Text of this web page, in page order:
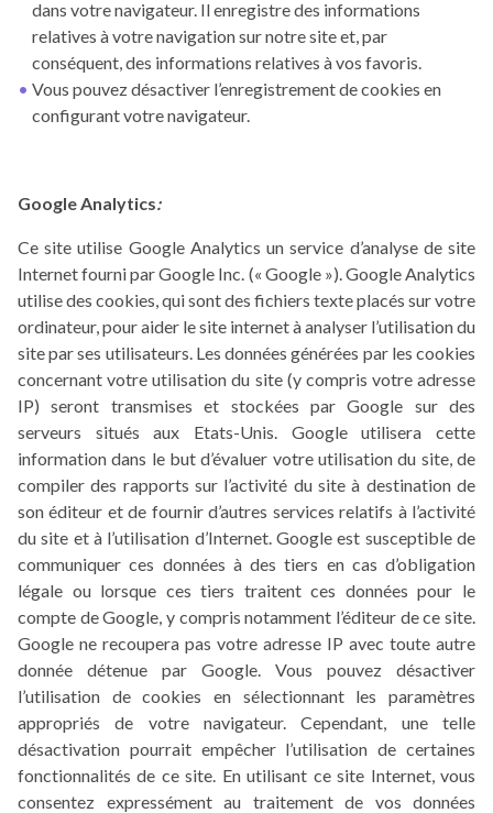
dans votre navigateur. Il enregistre des informations
relatives à votre navigation sur notre site et, par
conséquent, des informations relatives à vos favoris.
Vous pouvez désactiver l’enregistrement de cookies en
configurant votre navigateur.
GoogleAnalytics:
Ce site utilise Google Analytics un service d’analyse de site
Internet fourni par Google Inc. (« Google »). Google Analytics
utilise des cookies, qui sont des fichiers texte placés sur votre
ordinateur, pour aider le site internet à analyser l’utilisation du
site par ses utilisateurs. Les données générées par les cookies
concernant votre utilisation du site (y compris votre adresse
IP) seront transmises et stockées par Google sur des
serveurs situés aux Etats-Unis. Google utilisera cette
information dans le but d’évaluer votre utilisation du site, de
compiler des rapports sur l’activité du site à destination de
son éditeur et de fournir d’autres services relatifs à l’activité
du site et à l’utilisation d’Internet. Google est susceptible de
communiquer ces données à des tiers en cas d’obligation
légale ou lorsque ces tiers traitent ces données pour le
compte de Google, y compris notamment l’éditeur de ce site.
Google ne recoupera pas votre adresse IP avec toute autre
donnée détenue par Google. Vous pouvez désactiver
l’utilisation de cookies en sélectionnant les paramètres
appropriés de votre navigateur. Cependant, une telle
désactivation pourrait empêcher l’utilisation de certaines
fonctionnalités de ce site. En utilisant ce site Internet, vous
consentez expressément au traitement de vos données